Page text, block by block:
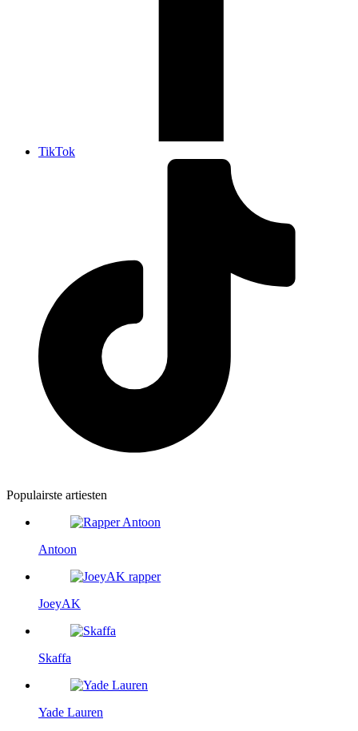
TikTok
Populairste artiesten
Antoon
JoeyAK
Skaffa
Yade Lauren